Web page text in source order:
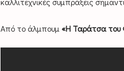
Από το άλμπουμ «Η Ταράτσα του